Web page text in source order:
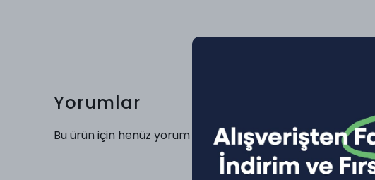
Yorumlar
Bu ürün için henüz yorum yapılmamış.